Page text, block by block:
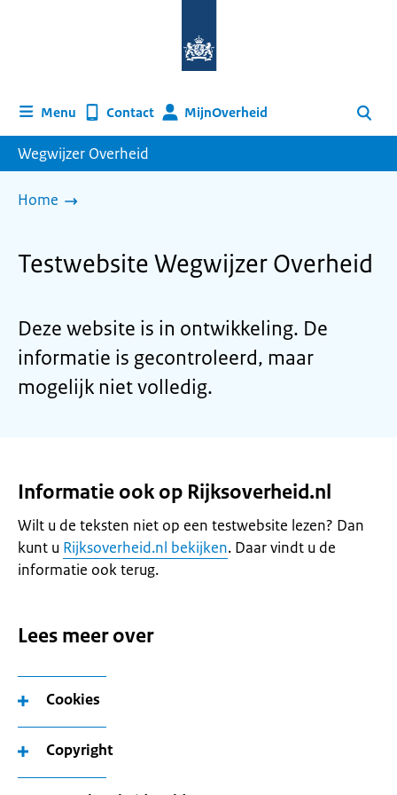
homepage
Menu Contact MijnOverheid Zoeken
Wegwijzer Overheid
Home
Testwebsite Wegwijzer Overheid
Deze website is in ontwikkeling. De
informatie is gecontroleerd, maar
mogelijk niet volledig.
Informatie ook op Rijksoverheid.nl
Wilt u de teksten niet op een testwebsite lezen? Dan
kunt u Rijksoverheid.nl bekijken. Daar vindt u de
informatie ook terug.
Lees meer over
Cookies
Copyright